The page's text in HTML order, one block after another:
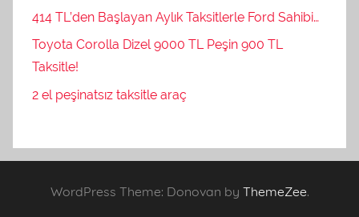
414 TL’den Başlayan Aylık Taksitlerle Ford Sahibi…
Toyota Corolla Dizel 9000 TL Peşin 900 TL
Taksitle!
2 el peşinatsız taksitle araç
WordPress Theme: Donovan by ThemeZee.